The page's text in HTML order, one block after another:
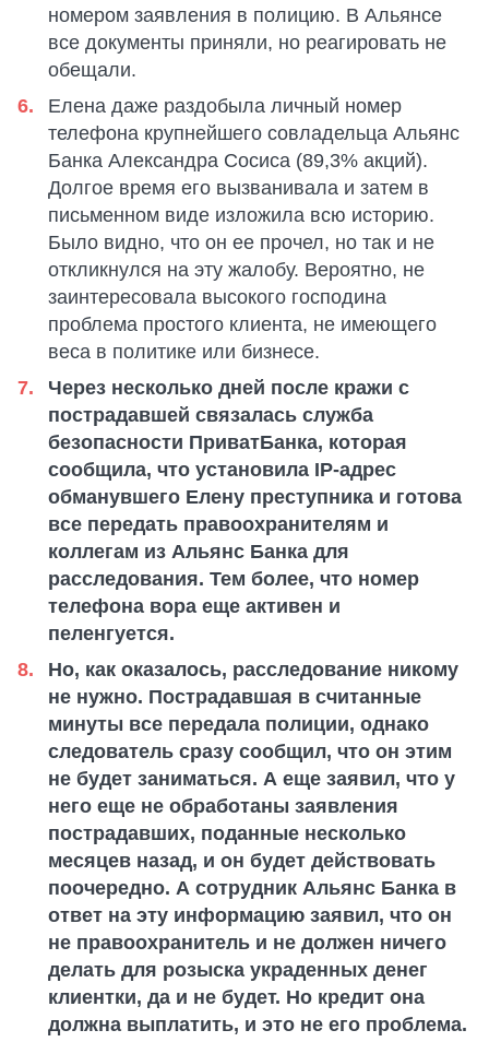
номером заявления в полицию. В Альянсе
все документы приняли, но реагировать не
обещали.
Елена даже раздобыла личный номер
телефона крупнейшего совладельца Альянс
Банка Александра Сосиса (89,3% акций).
Долгое время его вызванивала и затем в
письменном виде изложила всю историю.
Было видно, что он ее прочел, но так и не
откликнулся на эту жалобу. Вероятно, не
заинтересовала высокого господина
проблема простого клиента, не имеющего
веса в политике или бизнесе.
Через несколько дней после кражи с
пострадавшей связалась служба
безопасности ПриватБанка, которая
сообщила, что установила IP-адрес
обманувшего Елену преступника и готова
все передать правоохранителям и
коллегам из Альянс Банка для
расследования. Тем более, что номер
телефона вора еще активен и
пеленгуется.
Но, как оказалось, расследование никому
не нужно. Пострадавшая в считанные
минуты все передала полиции, однако
следователь сразу сообщил, что он этим
не будет заниматься. А еще заявил, что у
него еще не обработаны заявления
пострадавших, поданные несколько
месяцев назад, и он будет действовать
поочередно. А сотрудник Альянс Банка в
ответ на эту информацию заявил, что он
не правоохранитель и не должен ничего
делать для розыска украденных денег
клиентки, да и не будет. Но кредит она
должна выплатить, и это не его проблема.